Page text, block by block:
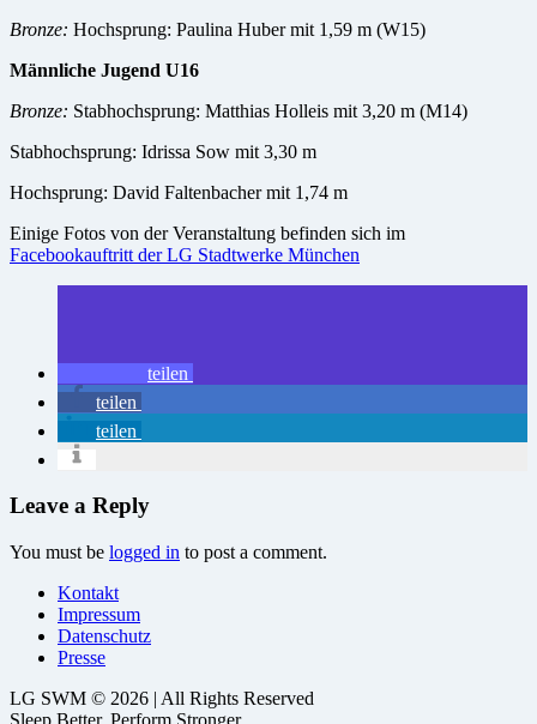
Bronze: Hochsprung: Paulina Huber mit 1,59 m (W15)
Männliche Jugend U16
Bronze: Stabhochsprung: Matthias Holleis mit 3,20 m (M14)
Stabhochsprung: Idrissa Sow mit 3,30 m
Hochsprung: David Faltenbacher mit 1,74 m
Einige Fotos von der Veranstaltung befinden sich im
Facebookauftritt der LG Stadtwerke München
teilen
teilen
teilen
Leave a Reply
You must be logged in to post a comment.
Kontakt
Impressum
Datenschutz
Presse
LG SWM © 2026 | All Rights Reserved